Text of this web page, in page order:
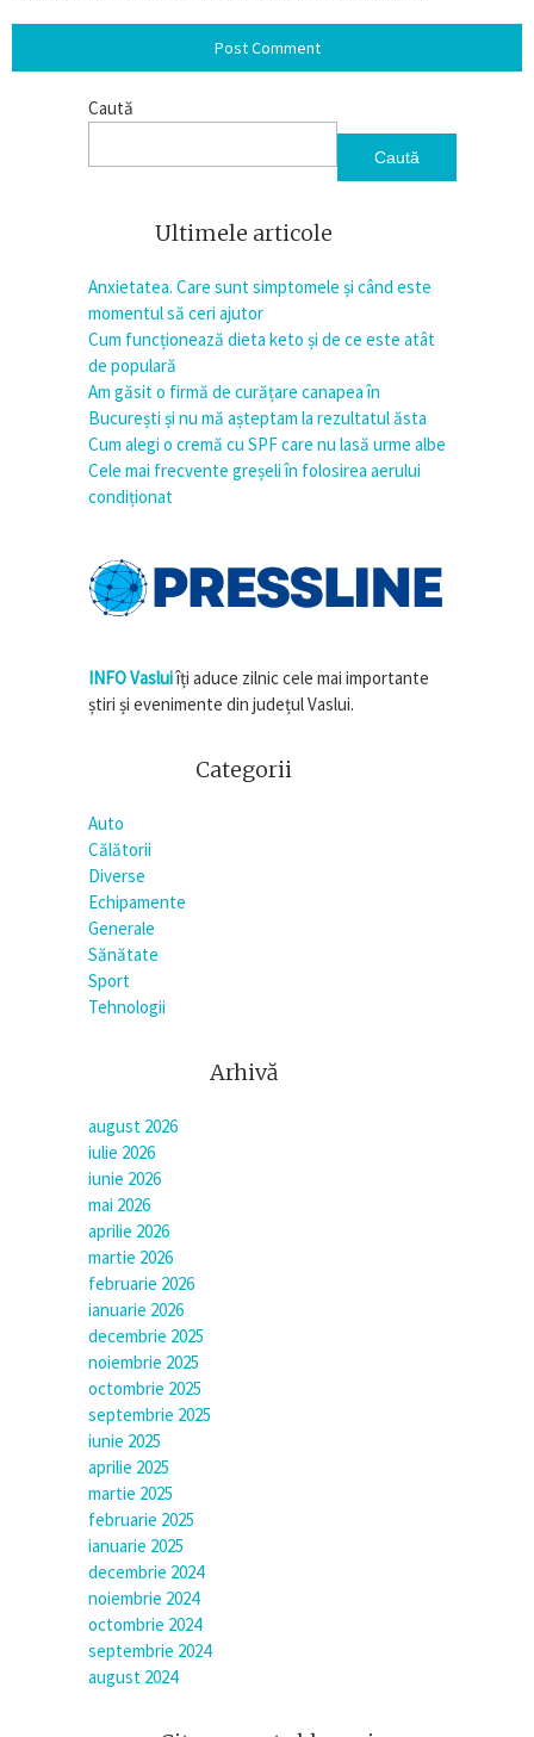
Caută
Caută
Ultimele articole
Anxietatea. Care sunt simptomele și când este
momentul să ceri ajutor
Cum funcționează dieta keto și de ce este atât
de populară
Am găsit o firmă de curățare canapea în
București și nu mă așteptam la rezultatul ăsta
Cum alegi o cremă cu SPF care nu lasă urme albe
Cele mai frecvente greșeli în folosirea aerului
condiționat
INFO Vasluiîți aduce zilnic cele mai importante
știri și evenimente din județul Vaslui.
Categorii
Auto
Călătorii
Diverse
Echipamente
Generale
Sănătate
Sport
Tehnologii
Arhivă
august 2026
iulie 2026
iunie 2026
mai 2026
aprilie 2026
martie 2026
februarie 2026
ianuarie 2026
decembrie 2025
noiembrie 2025
octombrie 2025
septembrie 2025
iunie 2025
aprilie 2025
martie 2025
februarie 2025
ianuarie 2025
decembrie 2024
noiembrie 2024
octombrie 2024
septembrie 2024
august 2024